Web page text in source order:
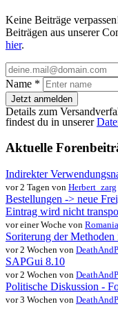
Keine Beiträge
Beiträgen aus unserer
hier.
Name *
Jetzt anmelden
Details zum
findest du in unserer
Aktuelle
Indirekter
vor 2 Tagen von Herbert_zarg
Bestellungen -> neue
Eintrag wird nicht
vor einer Woche von
Soriterung der Methoden
vor 2 Wochen von
SAPGui 8.10
vor 2 Wochen von
Politische Diskussion -
vor 3 Wochen von